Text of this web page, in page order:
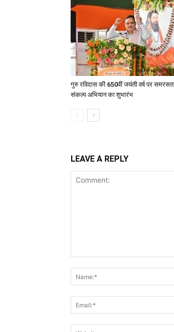
गुरु रविदास की 650वीं जयंती वर्ष पर
संकल्प अभियान का शुभारंभ
LEAVE A REPLY